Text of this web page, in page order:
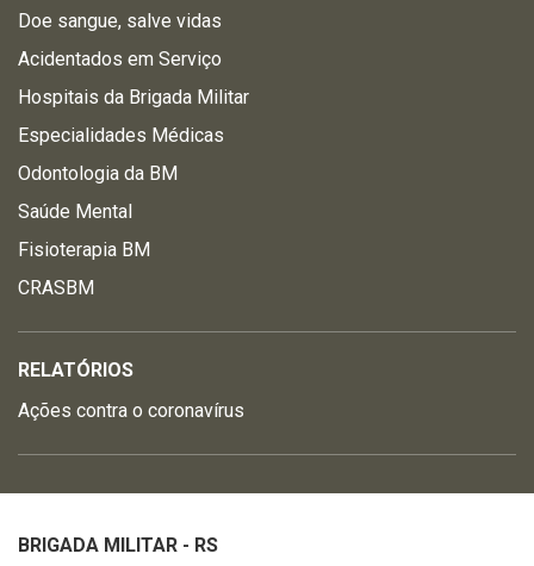
Doe sangue, salve vidas
Acidentados em Serviço
Hospitais da Brigada Militar
Especialidades Médicas
Odontologia da BM
Saúde Mental
Fisioterapia BM
CRASBM
RELATÓRIOS
Ações contra o coronavírus
BRIGADA MILITAR - RS